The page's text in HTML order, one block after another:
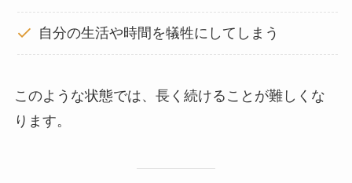
自分の生活や時間を犠牲にしてしまう
このような状態では、長く続けることが難しくな
ります。